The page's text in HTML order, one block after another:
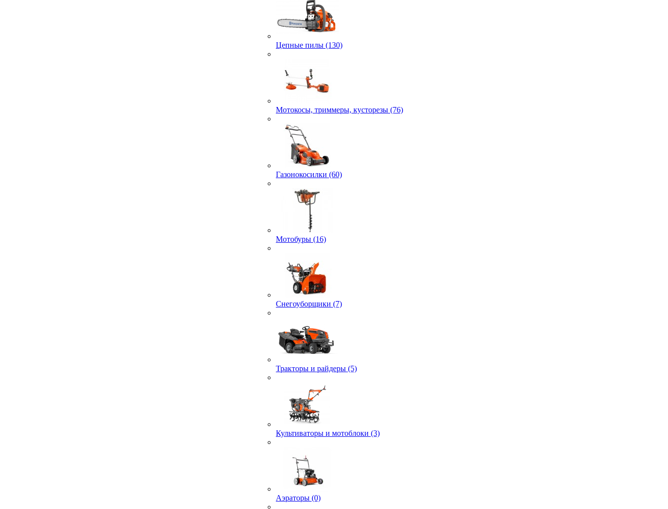
Цепные пилы (130)
Мотокосы, триммеры, кусторезы (76)
Газонокосилки (60)
Мотобуры (16)
Снегоуборщики (7)
Тракторы и райдеры (5)
Культиваторы и мотоблоки (3)
Аэраторы (0)